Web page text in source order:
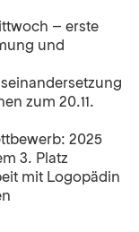
– erste
und
zum 20.11.
2025
3. Platz
mit Logopädin